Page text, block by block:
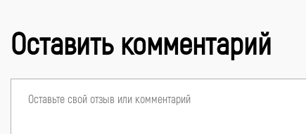
Оставить комментарий